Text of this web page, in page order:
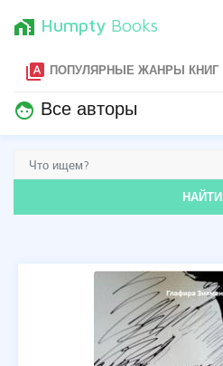
home_work Humpty Books
type_specimen ПОПУЛЯРНЫЕ ЖАНРЫ КНИГ
face Все авторы
НАЙТИ